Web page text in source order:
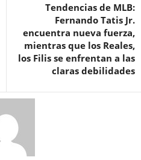
Tendencias de MLB:
Fernando Tatis Jr.
encuentra nueva fuerza,
mientras que los Reales,
los Filis se enfrentan a las
claras debilidades